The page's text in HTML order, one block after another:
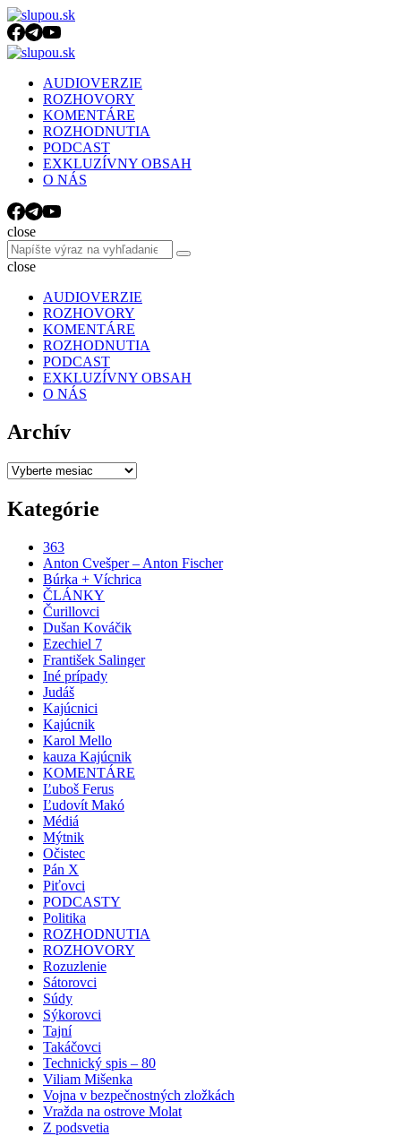
Menu
Search
Menu slupou.sk
AUDIOVERZIE
ROZHOVORY
KOMENTÁRE
ROZHODNUTIA
PODCAST
EXKLUZÍVNY OBSAH
O NÁS
Search
close
Search
for:
Search
close
AUDIOVERZIE
ROZHOVORY
KOMENTÁRE
ROZHODNUTIA
PODCAST
EXKLUZÍVNY OBSAH
O NÁS
Archív
Archív
Kategórie
363
Anton Cvešper – Anton Fischer
Búrka + Víchrica
ČLÁNKY
Čurillovci
Dušan Kováčik
Ezechiel 7
František Salinger
Iné prípady
Judáš
Kajúcnici
Kajúcnik
Karol Mello
kauza Kajúcnik
KOMENTÁRE
Ľuboš Ferus
Ľudovít Makó
Médiá
Mýtnik
Očistec
Pán X
Piťovci
PODCASTY
Politika
ROZHODNUTIA
ROZHOVORY
Rozuzlenie
Sátorovci
Súdy
Sýkorovci
Tajní
Takáčovci
Technický spis – 80
Viliam Mišenka
Vojna v bezpečnostných zložkách
Vražda na ostrove Molat
Z podsvetia